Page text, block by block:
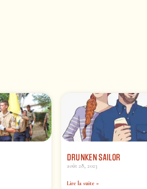
DRUNKEN SAILOR
août 28, 2023
Lire la suite »